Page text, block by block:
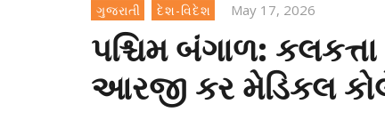
ગુજરાતી દેશ-વિદેશ May 17, 2026
પશ્ચિમ બંગાળ:
આરજી કર મેડિકલ